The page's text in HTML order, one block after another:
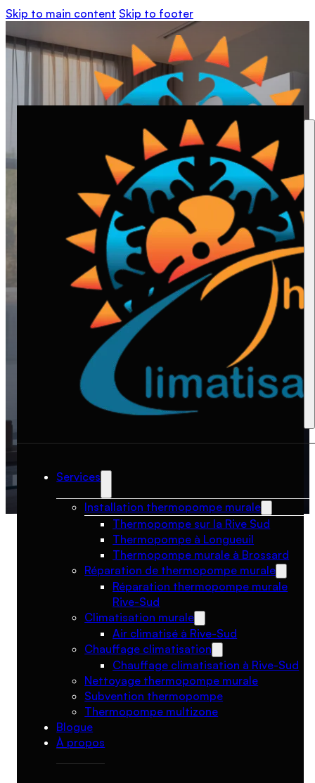
Skip to main content Skip to footer
Services
Installation thermopompe murale
Thermopompe sur la Rive Sud
Thermopompe à Longueuil
Thermopompe murale à Brossard
Réparation de thermopompe murale
Réparation thermopompe murale
Rive-Sud
Climatisation murale
Air climatisé à Rive-Sud
Chauffage climatisation
Chauffage climatisation à Rive-Sud
Nettoyage thermopompe murale
Subvention thermopompe
Thermopompe multizone
Blogue
À propos